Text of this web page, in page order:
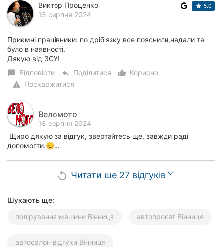
Виктор Проценко
15 серпня 2024
5.0
Приємні працівники: по дріб'язку все пояснили,надали та
було в наявності.
Дякую від ЗСУ!
chat_bubble Відповісти reply Поділитися thumb_up_alt
Корисно
warning Поскаржитися
Веломото
15 серпня 2024
Щиро дякую за відгук, звертайтесь ще, завжди раді
допомогти.😊…
replay Читати ще 27 відгуків
Шукають ще:
полірування машини Вінниця
автопрокат Вінниця
автосалон відгуки Вінниця